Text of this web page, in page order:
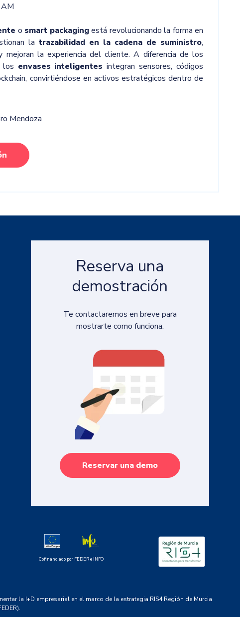
o smart packagingestá revolucionando la forma en
la trazabilidad en la cadena de suministro,
mejoran la experiencia del cliente. A diferencia de los
los envases inteligentes integran sensores, códigos
convirtiéndose en activos estratégicos dentro de
Mendoza
Reserva una
demostración
Te contactaremos en breve para
mostrarte como funciona.
Reservar una demo
Cofinanciado por FEDER e INFO
la I+D empresarial en el marco de la estrategia RIS4 Región de Murcia